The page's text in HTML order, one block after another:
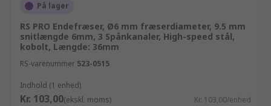
På lager
RS PRO Endefræser, Ø6 mm fræserdiameter, 9.5 mm
snitlængde 6mm, 3 Spånkanaler, High-speed stål,
kobolt, Længde: 36mm
RS-varenummer 523-0515
Indhold (1 enhed)
Kr. 103,00(ekskl. moms) Kr. 103,00/enhed